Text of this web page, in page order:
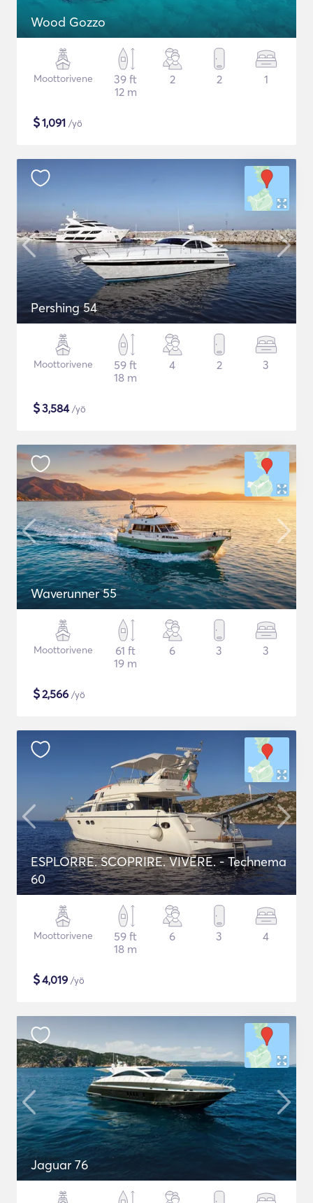
Wood Gozzo
Moottorivene
39 ft
12 m
2 2 1
$1,091 /yö
Pershing 54
Moottorivene
59 ft
18 m
4 2 3
$3,584/yö
Waverunner 55
Moottorivene
61 ft
19 m
6 3 3
$2,566 /yö
ESPLORRE. SCOPRIRE. VIVERE. - Technema
60
Moottorivene
59 ft
18 m
6 3 4
$4,019 /yö
Jaguar 76